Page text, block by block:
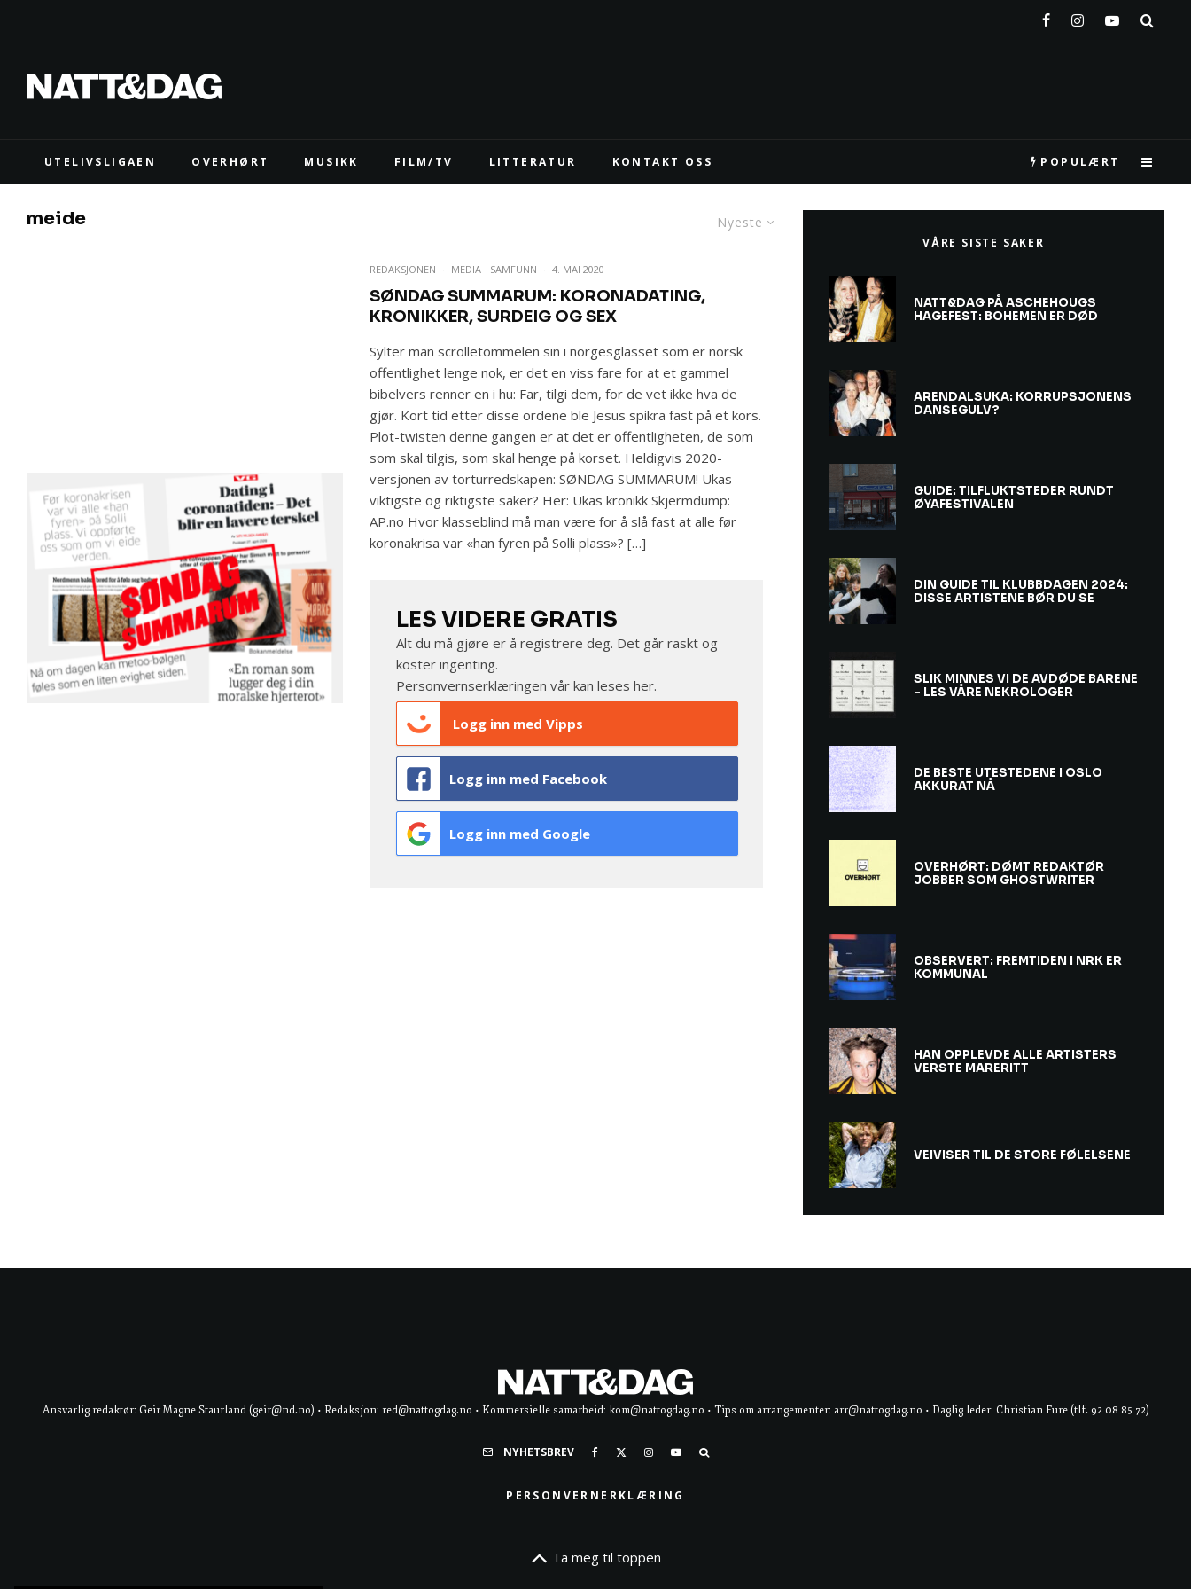
UTELIVSLIGAEN OVERHØRT MUSIKK FILM/TV LITTERATUR KONTAKT OSS POPULÆRT
Nyeste
meide
REDAKSJONEN · MEDIA SAMFUNN · 4. MAI 2020
SØNDAG SUMMARUM: KORONADATING,
KRONIKKER, SURDEIG OG SEX
Sylter man scrolletommelen sin i norgesglasset som er norsk
offentlighet lenge nok, er det en viss fare for at et gammel
bibelvers renner en i hu: Far, tilgi dem, for de vet ikke hva de
gjør. Kort tid etter disse ordene ble Jesus spikra fast på et kors.
Plot-twisten denne gangen er at det er offentligheten, de som
som skal tilgis, som skal henge på korset. Heldigvis 2020-
versjonen av torturredskapen: SØNDAG SUMMARUM! Ukas
viktigste og riktigste saker? Her: Ukas kronikk Skjermdump:
AP.no Hvor klasseblind må man være for å slå fast at alle før
koronakrisa var «han fyren på Solli plass»? […]
LES VIDERE GRATIS
Alt du må gjøre er å registrere deg. Det går raskt og
koster ingenting.
Personvernserklæringen vår kan lesesher.
Logg inn med Vipps
Logg inn med Facebook
Logg inn med Google
VÅRE SISTE SAKER
NATT&DAG PÅ ASCHEHOUGS
HAGEFEST: BOHEMEN ER DØD
ARENDALSUKA: KORRUPSJONENS
DANSEGULV?
GUIDE: TILFLUKTSTEDER RUNDT
ØYAFESTIVALEN
DIN GUIDE TIL KLUBBDAGEN 2024:
DISSE ARTISTENE BØR DU SE
SLIK MINNES VI DE AVDØDE BARENE
– LES VÅRE NEKROLOGER
DE BESTE UTESTEDENE I OSLO
AKKURAT NÅ
OVERHØRT: DØMT REDAKTØR
JOBBER SOM GHOSTWRITER
OBSERVERT: FREMTIDEN I NRK ER
KOMMUNAL
HAN OPPLEVDE ALLE ARTISTERS
VERSTE MARERITT
VEIVISER TIL DE STORE FØLELSENE
Ansvarlig redaktør: Geir Magne Staurland (geir@nd.no) • Redaksjon: red@nattogdag.no • Kommersielle samarbeid: kom@nattogdag.no • Tips om arrangementer: arr@nattogdag.no • Daglig leder: Christian Fure (tlf. 92 08 85 72)
NYHETSBREV
PERSONVERNERKLÆRING
Ta meg til toppen